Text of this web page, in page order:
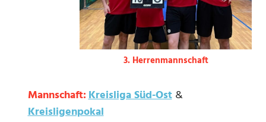
3. Herrenmannschaft
Mannschaft:Kreisliga Süd-Ost &
Kreisligenpokal